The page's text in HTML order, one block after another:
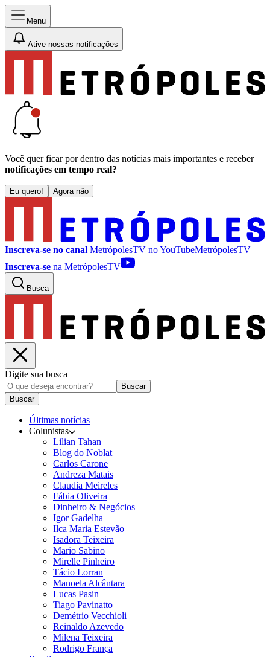
Menu
Ative nossas notificações
Você quer ficar por dentro das notícias mais importantes e receber
notificações em tempo real?
Eu quero! Agora não
Inscreva-se no canal MetrópolesTV noYouTubeMetrópolesTV
Inscreva-se na MetrópolesTV
Busca
Digite sua busca
Buscar
Buscar
Últimas notícias
Colunistas
Lilian Tahan
Blog do Noblat
Carlos Carone
Andreza Matais
Claudia Meireles
Fábia Oliveira
Dinheiro & Negócios
Igor Gadelha
Ilca Maria Estevão
Isadora Teixeira
Mario Sabino
Mirelle Pinheiro
Tácio Lorran
Manoela Alcântara
Lucas Pasin
Tiago Pavinatto
Demétrio Vecchioli
Reinaldo Azevedo
Milena Teixeira
Rodrigo França